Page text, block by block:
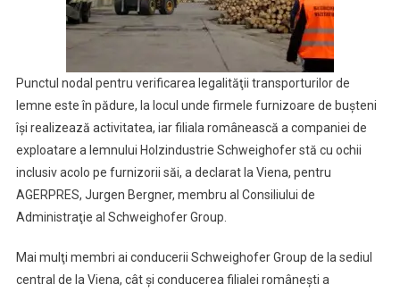
Punctul nodal pentru verificarea legalităţii transporturilor de
lemne este în pădure, la locul unde firmele furnizoare de buşteni
îşi realizează activitatea, iar filiala românească a companiei de
exploatare a lemnului Holzindustrie Schweighofer stă cu ochii
inclusiv acolo pe furnizorii săi, a declarat la Viena, pentru
AGERPRES, Jurgen Bergner, membru al Consiliului de
Administraţie al Schweighofer Group.
Mai mulţi membri ai conducerii Schweighofer Group de la sediul
central de la Viena, cât şi conducerea filialei româneşti a